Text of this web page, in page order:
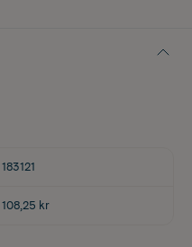
183121
108,25 kr